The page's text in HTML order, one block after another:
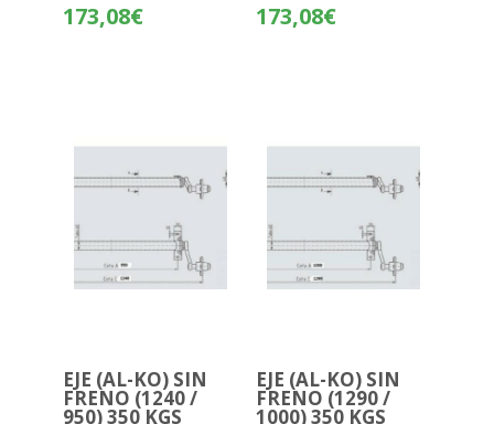
173,08€ 173,08€
EJE (AL-KO) SIN
FRENO (1240 /
950) 350 KGS
EJE (AL-KO) SIN
FRENO (1290 /
1000) 350 KGS